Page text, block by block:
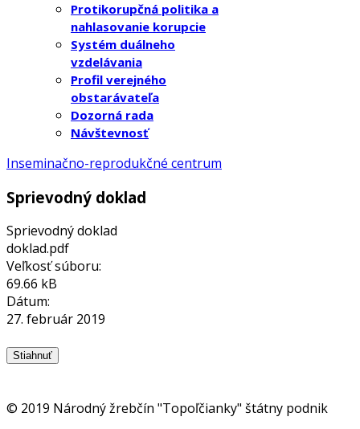
Protikorupčná politika a
nahlasovanie korupcie
Systém duálneho
vzdelávania
Profil verejného
obstarávateľa
Dozorná rada
Návštevnosť
Inseminačno-reprodukčné centrum
Sprievodný doklad
Sprievodný doklad
doklad.pdf
Veľkosť súboru:
69.66 kB
Dátum:
27. február 2019
© 2019 Národný žrebčín "Topoľčianky" štátny podnik